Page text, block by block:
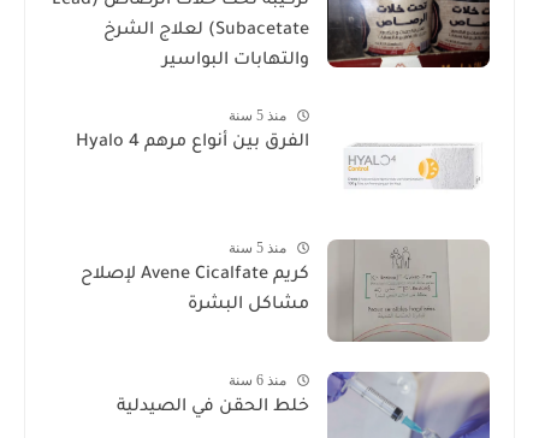
Subacetate) لعلاج الشرخ
والتهابات البواسير
منذ 5 سنة
الفرق بين أنواع مرهم Hyalo 4
منذ 5 سنة
كريم Avene Cicalfate لإصلاح
مشاكل البشرة
منذ 6 سنة
خلط الحقن في الصيدلية